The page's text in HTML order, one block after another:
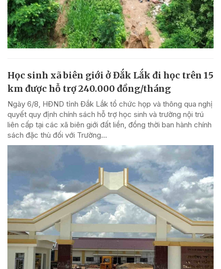
Học sinh xã biên giới ở Đắk Lắk đi học trên 15
km được hỗ trợ 240.000 đồng/tháng
Ngày 6/8, HĐND tỉnh Đắk Lắk tổ chức họp và thông qua nghị
quyết quy định chính sách hỗ trợ học sinh và trường nội trú
liên cấp tại các xã biên giới đất liền, đồng thời ban hành chính
sách đặc thù đối với Trường...